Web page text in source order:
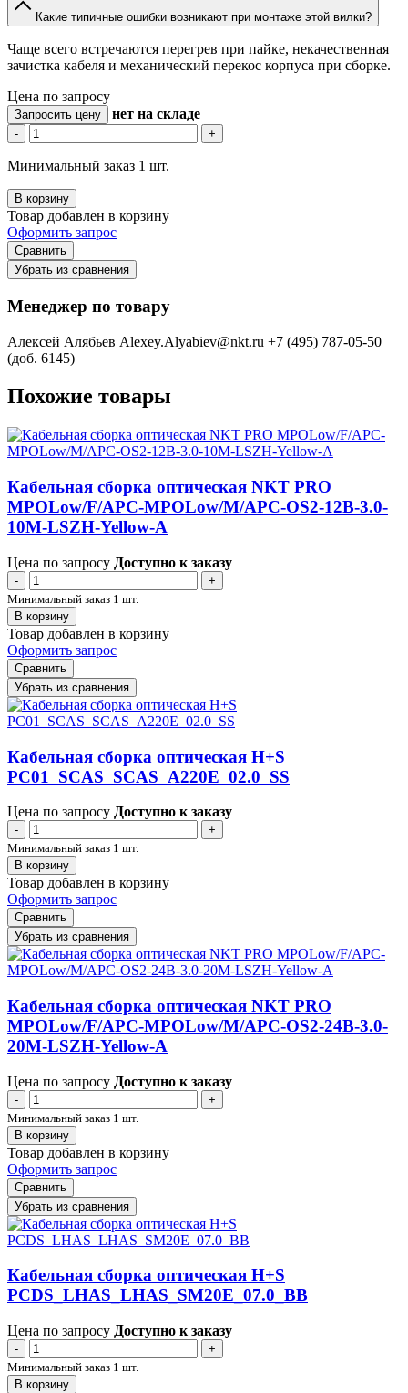
Какие типичные ошибки возникают при монтаже этой вилки?
Чаще всего встречаются перегрев при пайке, некачественная
зачистка кабеля и механический перекос корпуса при сборке.
Цена по запросу
Запросить цену нет на складе
- +
Минимальный заказ 1 шт.
В корзину
Товар добавлен в корзину
Оформить запрос
Сравнить
Убрать из сравнения
Менеджер по товару
Алексей Алябьев Alexey.Alyabiev@nkt.ru +7 (495) 787-05-50
(доб. 6145)
Похожие товары
Кабельная сборка оптическая NKT PRO
MPOLow/F/APC-MPOLow/M/APC-OS2-12B-3.0-
10M-LSZH-Yellow-A
Цена по запросу Доступно к заказу
-
+
Минимальный заказ 1 шт.
В корзину
Товар добавлен в корзину
Оформить запрос
Сравнить
Убрать из сравнения
Кабельная сборка оптическая H+S
PC01_SCAS_SCAS_A220E_02.0_SS
Цена по запросу Доступно к заказу
-
+
Минимальный заказ 1 шт.
В корзину
Товар добавлен в корзину
Оформить запрос
Сравнить
Убрать из сравнения
Кабельная сборка оптическая NKT PRO
MPOLow/F/APC-MPOLow/M/APC-OS2-24B-3.0-
20M-LSZH-Yellow-A
Цена по запросу Доступно к заказу
-
+
Минимальный заказ 1 шт.
В корзину
Товар добавлен в корзину
Оформить запрос
Сравнить
Убрать из сравнения
Кабельная сборка оптическая H+S
PCDS_LHAS_LHAS_SM20E_07.0_BB
Цена по запросу Доступно к заказу
-
+
Минимальный заказ 1 шт.
В корзину